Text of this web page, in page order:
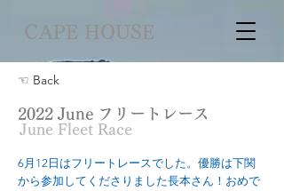
CAPE HOUSE
☜ Back
2022 June フリートレース
June Fleet Race
6月12日はフリートレースでした。優勝は下関
から参加してくださりました長本さん！おめで